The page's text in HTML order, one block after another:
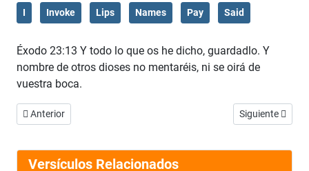
I Invoke Lips Names Pay Said
Éxodo 23:13 Y todo lo que os he dicho, guardadlo. Y
nombre de otros dioses no mentaréis, ni se oirá de
vuestra boca.
Artículo anterior: Éxodo 23:12
Anterior Artículo
Siguiente
Versículos Relacionados